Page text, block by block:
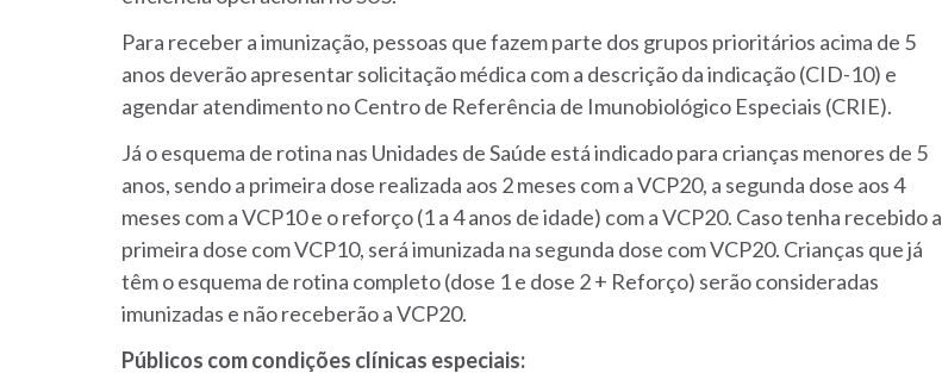
Para receber a imunização, pessoas que fazem parte dos grupos prioritários acima de 5
anos deverão apresentar solicitação médica com a descrição da indicação (CID-10) e
agendar atendimento no Centro de Referência de Imunobiológico Especiais (CRIE).
Já o esquema de rotina nas Unidades de Saúde está indicado para crianças menores de 5
anos, sendo a primeira dose realizada aos 2 meses com a VCP20, a segunda dose aos 4
meses com a VCP10 e o reforço (1 a 4 anos de idade) com a VCP20. Caso tenha recebido a
primeira dose com VCP10, será imunizada na segunda dose com VCP20. Crianças que já
têm o esquema de rotina completo (dose 1 e dose 2 + Reforço) serão consideradas
imunizadas e não receberão a VCP20.
Públicos com condições clínicas especiais: